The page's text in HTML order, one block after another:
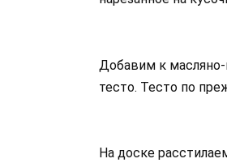
Добавим к
тесто. Тесто по
На доске